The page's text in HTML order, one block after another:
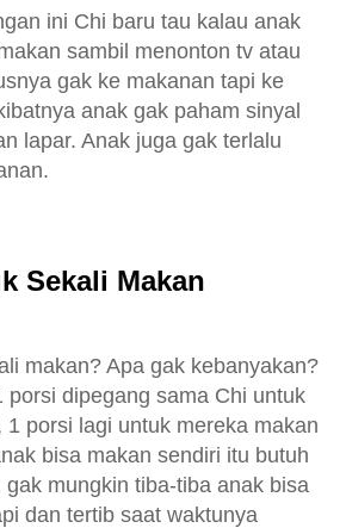
ini Chi baru tau kalau anak
sambil menonton tv atau
gak ke makanan tapi ke
anak gak paham sinyal
lapar. Anak juga gak terlalu
Sekali Makan
makan? Apa gak kebanyakan?
porsi dipegang sama Chi untuk
1 porsi lagi untuk mereka makan
bisa makan sendiri itu butuh
mungkin tiba-tiba anak bisa
dan tertib saat waktunya